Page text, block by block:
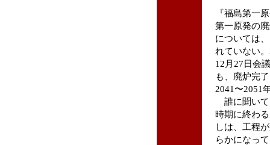
『福島第一
第一原発の
については
れていない
12月27日会
も、廃炉完
2041〜2051
誰に聞いて
時期に終わ
しは、工程
らかになっ